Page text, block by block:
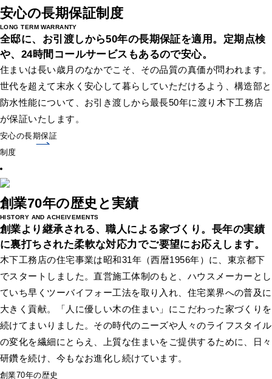
安心の長期保証制度
LONG TERM WARRANTY
全邸に、お引渡しから50年の長期保証を適用。 定期点検
や、24時間コールサービスもあるので安心。
住まいは長い歳月のなかでこそ、その品質の真価が問われます。
世代を超えて末永く安心して暮らしていただけるよう、構造部と
防水性能について、お引き渡しから最長50年に渡り木下工務店
が保証いたします。
安心の長期保証
制度
創業70年の歴史と実績
HISTORY AND ACHEIVEMENTS
創業より継承される、職人による家づくり。 長年の実績
に裏打ちされた柔軟な対応力でご要望にお応えします。
木下工務店の住宅事業は昭和31年（西暦1956年）に、東京都下
でスタートしました。直営施工体制のもと、ハウスメーカーとし
ていち早くツーバイフォー工法を取り入れ、住宅業界への普及に
大きく貢献。「人に優しい木の住まい」にこだわった家づくりを
続けてまいりました。その時代のニーズや人々のライフスタイル
の変化を繊細にとらえ、上質な住まいをご提供するために、日々
研鑽を続け、今もなお進化し続けています。
創業70年の歴史